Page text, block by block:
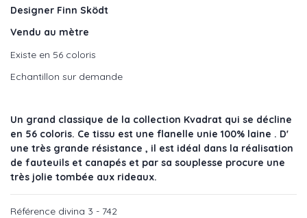
Designer Finn Sködt
Vendu au mètre
Existe en 56 coloris
Echantillon sur demande
Un grand classique de la collection Kvadrat qui se décline
en 56 coloris. Ce tissu est une flanelle unie 100% laine . D'
une très grande résistance , il est idéal dans la réalisation
de fauteuils et canapés et par sa souplesse procure une
très jolie tombée aux rideaux.
Référence divina 3 - 742